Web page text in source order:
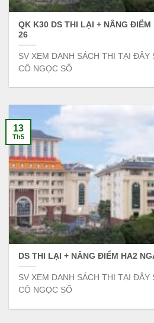
QK K30 DS THI LẠI + NÂNG ĐIỂM
26
SV XEM DANH SÁCH THI TẠI ĐÂY
CÔ NGỌC SỐ
DS THI LẠI + NÂNG ĐIỂM HA2
SV XEM DANH SÁCH THI TẠI ĐÂY
CÔ NGỌC SỐ
13
Th5